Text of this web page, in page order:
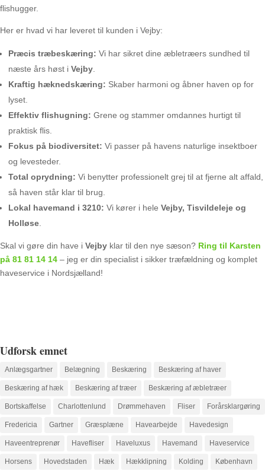
flishugger.
Her er hvad vi har leveret til kunden i Vejby:
Præcis træbeskæring: Vi har sikret dine æbletræers sundhed til
næste års høst i Vejby
Kraftig hæknedskæring: Skaber harmoni og åbner haven op for
lyset.
Effektiv flishugning: Grene og stammer omdannes hurtigt til
praktisk flis.
Fokus på biodiversitet: Vi passer på havens naturlige insektboer
og levesteder.
Total oprydning: Vi benytter professionelt grej til at fjerne alt affald,
så haven står klar til brug.
Lokal havemand i 3210: Vi kører i hele Vejby, Tisvildeleje og
Holløse
Skal vi gøre din have i Vejby klar til den nye sæson? Ring til Karsten
på 81 81 14 14 – jeg er din specialist i sikker træfældning og komplet
haveservice i Nordsjælland!
Udforsk emnet
Anlægsgartner Belægning Beskæring Beskæring af haver
Beskæring af hæk Beskæring af træer Beskæring af æbletræer
Bortskaffelse Charlottenlund Drømmehaven Fliser Forårsklargøring
Fredericia Gartner Græsplæne Havearbejde Havedesign
Haveentreprenør Havefliser Haveluxus Havemand Haveservice
Horsens Hovedstaden Hæk Hækklipning Kolding København